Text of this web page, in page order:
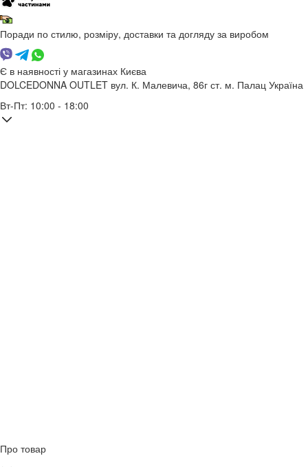
Поради по стилю, розміру, доставки та догляду за виробом
Є в наявності у магазинах Києва
DOLCEDONNA OUTLET вул. К. Малевича, 86г ст. м. Палац Україна
Вт-Пт: 10:00 - 18:00
Про товар